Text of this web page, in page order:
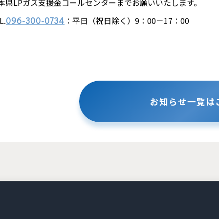
県LPガス支援金コールセンターまでお願いいたします。
096-300-0734 ：平日（祝日除く）9：00－17：00
お知らせ一覧は